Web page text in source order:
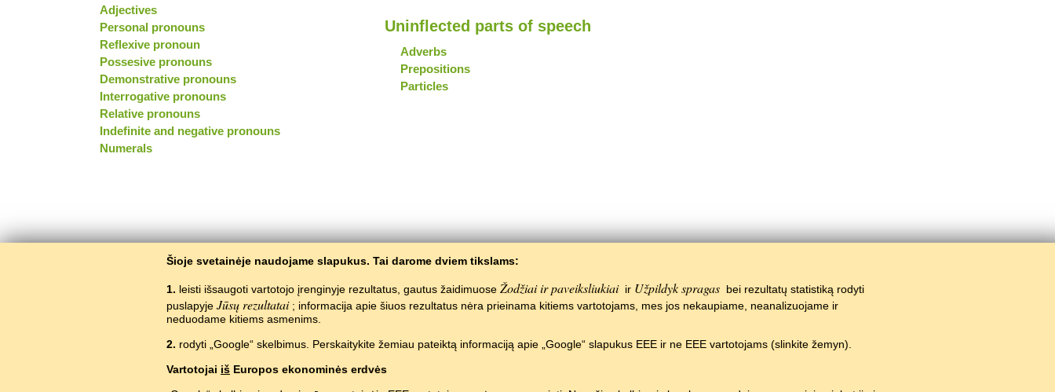
Adjectives
Personal pronouns
Reflexive pronoun
Possesive pronouns
Demonstrative pronouns
Interrogative pronouns
Relative pronouns
Indefinite and negative pronouns
Numerals
Uninflected parts of speech
Adverbs
Prepositions
Particles
Šioje svetainėje naudojame slapukus. Tai darome dviem tikslams:
1. leisti išsaugoti vartotojo įrenginyje rezultatus, gautus žaidimuose Žodžiai ir paveiksliukiai ir Užpildyk spragas bei rezultatų statistiką rodyti
puslapyje Jūsų rezultatai ; informacija apie šiuos rezultatus nėra prieinama kitiems vartotojams, mes jos nekaupiame, neanalizuojame ir
neduodame kitiems asmenims.
2. rodyti „Google“ skelbimus. Perskaitykite žemiau pateiktą informaciją apie „Google“ slapukus EEE ir ne EEE vartotojams (slinkite žemyn).
Vartotojai iš Europos ekonominės erdvės
Copyright © 2015–2025 BALTOSLAV.